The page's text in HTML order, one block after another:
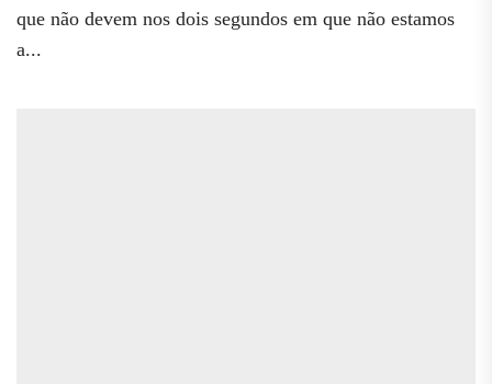
que não devem nos dois segundos em que não estamos
a...